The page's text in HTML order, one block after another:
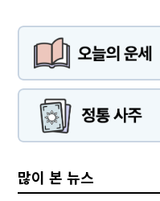
많이 본 뉴스